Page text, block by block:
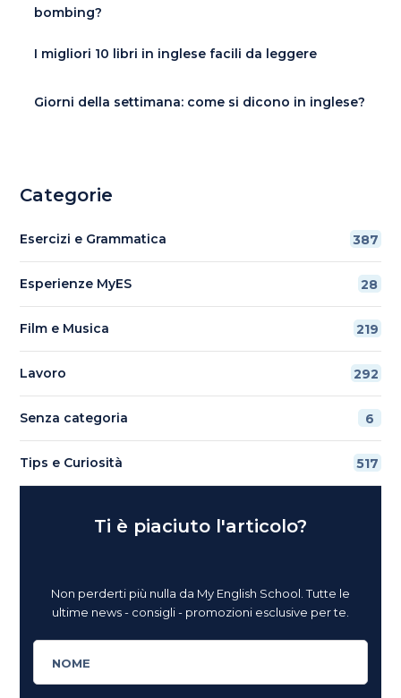
bombing?
I migliori 10 libri in inglese facili da leggere
Giorni della settimana: come si dicono in inglese?
Categorie
Esercizi e Grammatica 387
Esperienze MyES 28
Film e Musica 219
Lavoro 292
Senza categoria 6
Tips e Curiosità 517
Ti è piaciuto l'articolo?
Non perderti più nulla da My English School. Tutte le
ultime news - consigli - promozioni esclusive per te.